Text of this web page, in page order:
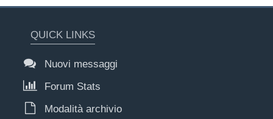
QUICK LINKS
Nuovi messaggi
Forum Stats
Modalità archivio